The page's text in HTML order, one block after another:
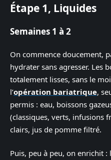
Étape 1, Liquides
Semaines 1 à 2
On commence doucement,
hydrater sans agresser. Les
totalement lisses, sans le
l’opération bariatrique,
permis : eau, boissons
(classiques, verts, infusions
clairs, jus de pomme filtré.
Puis, peu à peu, on enrichit